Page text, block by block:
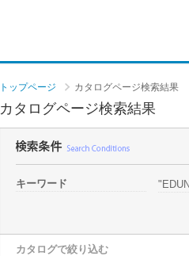
トップページ カタログページ検索結果
カタログページ検索結果
キーワード
カタログで絞り込む